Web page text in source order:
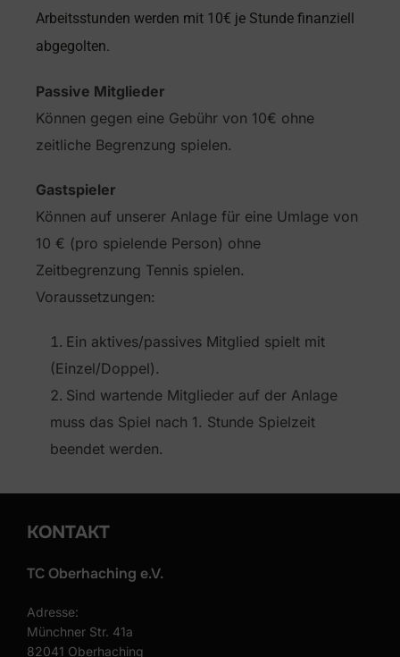
Arbeitsstunden werden mit 10€ je Stunde finanziell
abgegolten.
Passive Mitglieder
Können gegen eine Gebühr von 10€ ohne
zeitliche Begrenzung spielen.
Gastspieler
Können auf unserer Anlage für eine Umlage von
10 € (pro spielende Person) ohne
Zeitbegrenzung Tennis spielen.
Voraussetzungen:
Ein aktives/passives Mitglied spielt mit
(Einzel/Doppel).
Sind wartende Mitglieder auf der Anlage
muss das Spiel nach 1. Stunde Spielzeit
beendet werden.
KONTAKT
TC Oberhaching e.V.
Adresse:
Münchner Str. 41a
82041 Oberhaching